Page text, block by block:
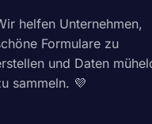
helfen Unternehmen,
Formulare zu
und Daten
sammeln. 💜